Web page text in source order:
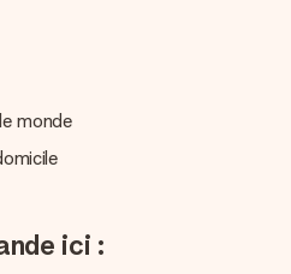
pas à contacter notre service
votre cadeau !
choisie n’est pas
particulier ou un cadeau d’une
derniers ne sont pas
à mon cadeau ? / Comment
monde
ici :